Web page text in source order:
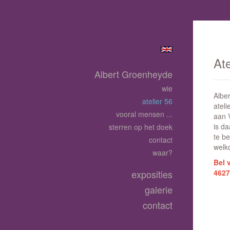
aan
is
te
Bel
4627
Albert Groenheyde
wie
atelier 56
vooral mensen ...
sterren op het doek
contact
waar?
exposities
galerie
contact